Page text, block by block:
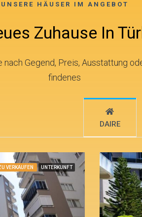
UNSERE HÄUSER IM ANGEBOT
Zuhause In
nach Gegend, Preis, Ausstattung
findenes
DAIRE
VERKAUFEN UNTERKUNFT